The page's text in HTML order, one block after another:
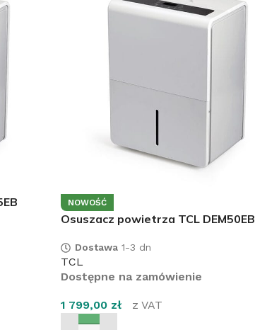
NOWOŚĆ
Osuszacz powietrza TCL DEM50EB
Dostawa 1-3 dn
TCL
Dostępne na zamówienie
1 799,00 zł z VAT